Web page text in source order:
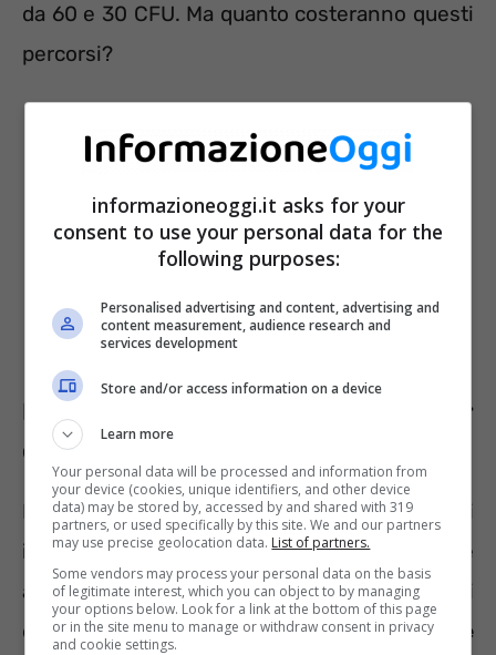
da 60 e 30 CFU. Ma quanto costeranno questi
percorsi?
Il costo dei percorsi abilitanti per
docenti
Il DPCM 60 CFU ha fissato i costi massimi di
iscrizione ad un percorso universitario e
accademico per la formazione iniziale dei
docentia 2.500 euro per i corsi da 60 CFU e
informazioneoggi.it asks for your
consent to use your personal data for the
following purposes:
Personalised advertising and content, advertising and
content measurement, audience research and
services development
Store and/or access information on a device
Learn more
Your personal data will be processed and information from
your device (cookies, unique identifiers, and other device
data) may be stored by, accessed by and shared with 319
partners, or used specifically by this site. We and our partners
may use precise geolocation data. List of partners.
Some vendors may process your personal data on the basis
of legitimate interest, which you can object to by managing
your options below. Look for a link at the bottom of this page
or in the site menu to manage or withdraw consent in privacy
and cookie settings.